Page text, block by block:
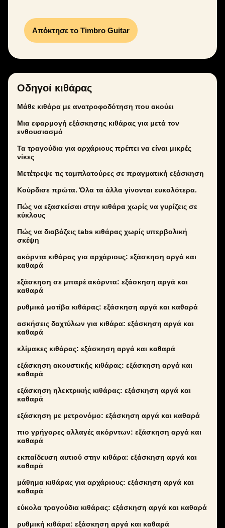
Απόκτησε το Timbro Guitar
Οδηγοί κιθάρας
Μάθε κιθάρα με ανατροφοδότηση που ακούει
Μια εφαρμογή εξάσκησης κιθάρας για μετά τον
ενθουσιασμό
Τα τραγούδια για αρχάριους πρέπει να είναι μικρές
νίκες
Μετέτρεψε τις ταμπλατούρες σε πραγματική εξάσκηση
Κούρδισε πρώτα. Όλα τα άλλα γίνονται ευκολότερα.
Πώς να εξασκείσαι στην κιθάρα χωρίς να γυρίζεις σε
κύκλους
Πώς να διαβάζεις tabs κιθάρας χωρίς υπερβολική
σκέψη
ακόρντα κιθάρας για αρχάριους: εξάσκηση αργά και
καθαρά
εξάσκηση σε μπαρέ ακόρντα: εξάσκηση αργά και
καθαρά
ρυθμικά μοτίβα κιθάρας: εξάσκηση αργά και καθαρά
ασκήσεις δαχτύλων για κιθάρα: εξάσκηση αργά και
καθαρά
κλίμακες κιθάρας: εξάσκηση αργά και καθαρά
εξάσκηση ακουστικής κιθάρας: εξάσκηση αργά και
καθαρά
εξάσκηση ηλεκτρικής κιθάρας: εξάσκηση αργά και
καθαρά
εξάσκηση με μετρονόμο: εξάσκηση αργά και καθαρά
πιο γρήγορες αλλαγές ακόρντων: εξάσκηση αργά και
καθαρά
εκπαίδευση αυτιού στην κιθάρα: εξάσκηση αργά και
καθαρά
μάθημα κιθάρας για αρχάριους: εξάσκηση αργά και
καθαρά
εύκολα τραγούδια κιθάρας: εξάσκηση αργά και καθαρά
ρυθμική κιθάρα: εξάσκηση αργά και καθαρά